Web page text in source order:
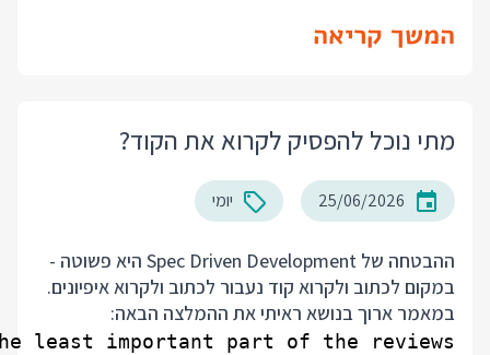
המשך קריאה
מתי נוכל להפסיק לקרוא את הקוד?
25/06/2026 יומי
ההבטחה של Spec Driven Development היא פשוטה -
במקום לכתוב ולקרוא קוד נעבור לכתוב ולקרוא איפיונים.
במאמר ארוך בנושא ראיתי את ההמלצה הבאה:
least important part of the reviews.